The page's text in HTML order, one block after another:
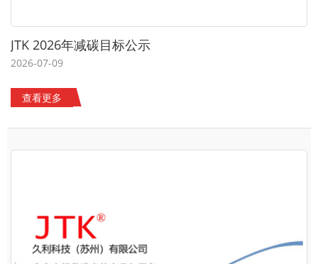
JTK 2026年减碳目标公示
2026-07-09
查看更多